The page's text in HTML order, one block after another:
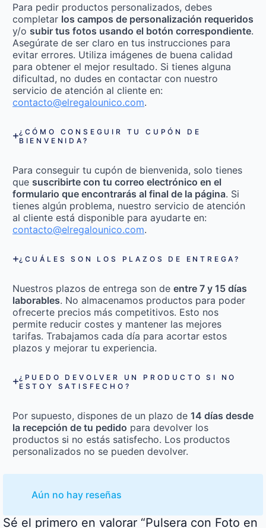
Para pedir productos personalizados, debes
completar los campos de personalización requeridos
y/o subir tus fotos usando el botón correspondiente.
Asegúrate de ser claro en tus instrucciones para
evitar errores. Utiliza imágenes de buena calidad
para obtener el mejor resultado. Si tienes alguna
dificultad, no dudes en contactar con nuestro
servicio de atención al cliente en:
contacto@elregalounico.com.
¿CÓMO CONSEGUIR TU CUPÓN DE
BIENVENIDA?
Para conseguir tu cupón de bienvenida, solo tienes
que suscribirte con tu correo electrónico en el
formulario que encontrarás al final de la página. Si
tienes algún problema, nuestro servicio de atención
al cliente está disponible para ayudarte en:
contacto@elregalounico.com.
¿CUÁLES SON LOS PLAZOS DE ENTREGA?
Nuestros plazos de entrega son de entre 7 y 15 días
laborables. No almacenamos productos para poder
ofrecerte precios más competitivos. Esto nos
permite reducir costes y mantener las mejores
tarifas. Trabajamos cada día para acortar estos
plazos y mejorar tu experiencia.
¿PUEDO DEVOLVER UN PRODUCTO SI NO
ESTOY SATISFECHO?
Por supuesto, dispones de un plazo de 14 días desde
la recepción de tu pedido para devolver los
productos si no estás satisfecho. Los productos
personalizados no se pueden devolver.
Aún no hay reseñas
Sé el primero en valorar “Pulsera con Foto en